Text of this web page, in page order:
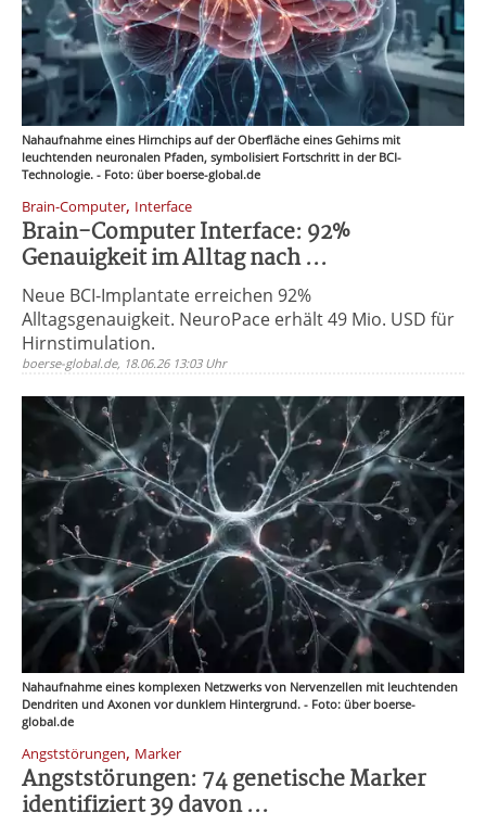
Nahaufnahme eines Hirnchips auf der Oberfläche eines Gehirns mit
leuchtenden neuronalen Pfaden, symbolisiert Fortschritt in der BCI-
Technologie. - Foto: über boerse-global.de
Brain-Computer, Interface
Brain-Computer Interface: 92%
Genauigkeit im Alltag nach ...
Neue BCI-Implantate erreichen 92%
Alltagsgenauigkeit. NeuroPace erhält 49 Mio. USD für
Hirnstimulation.
boerse-global.de, 18.06.26 13:03 Uhr
Nahaufnahme eines komplexen Netzwerks von Nervenzellen mit leuchtenden
Dendriten und Axonen vor dunklem Hintergrund. - Foto: über boerse-
global.de
Angststörungen, Marker
Angststörungen: 74 genetische Marker
identifiziert 39 davon ...